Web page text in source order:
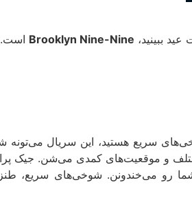
ببینید، Brooklyn Nine-Nine است.
سریع هستید، این سریال می‌تونه
و موقعیت‌های کمدی می‌شن. جیک
رو می‌خندونن. شوخی‌های سریع،